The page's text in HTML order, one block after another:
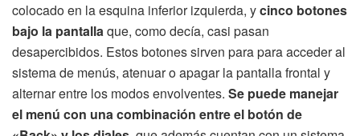
colocado en la esquina inferior izquierda, ycinco botones
bajo la pantallaque, como decía, casi pasan
desapercibidos. Estos botones sirven para para acceder al
sistema de menús, atenuar o apagar la pantalla frontal y
alternar entre los modos envolventes. Se puede manejar
el menú con una combinación entre el botón de